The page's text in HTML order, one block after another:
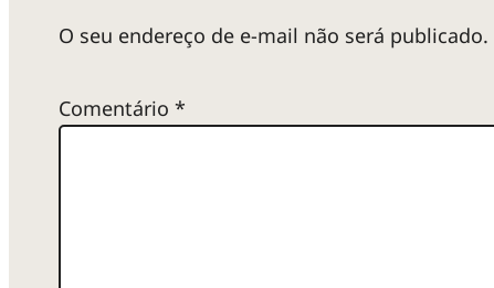
O seu endereço de e-mail não será publicado.
Comentário *